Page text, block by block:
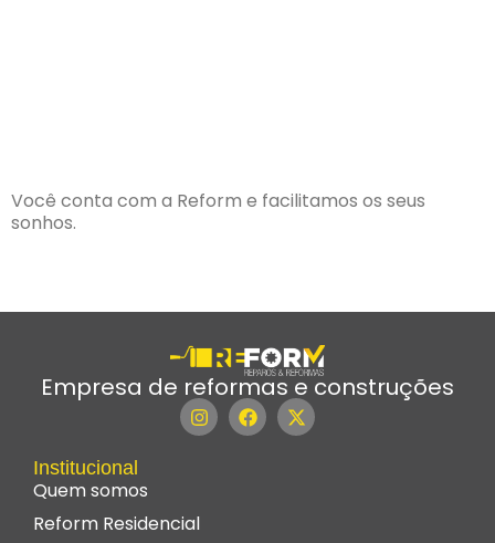
Você conta com a Reform e facilitamos os seus
sonhos.
Empresa de reformas e construções
Institucional
Quem somos
Reform Residencial